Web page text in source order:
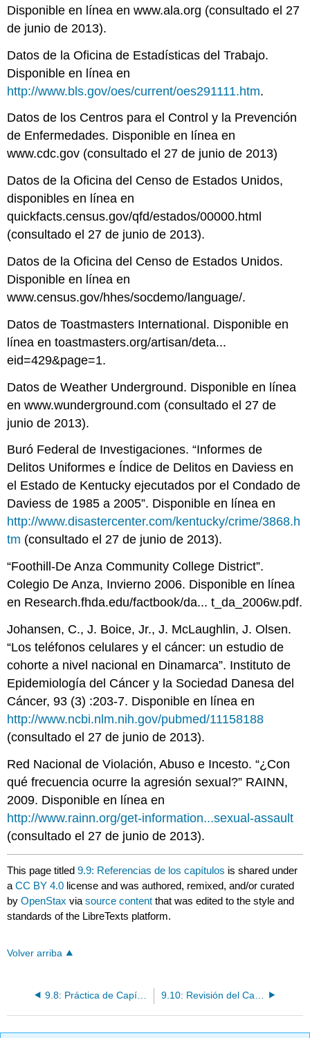
Disponible en línea en www.ala.org (consultado el 27
de junio de 2013).
Datos de la Oficina de Estadísticas del Trabajo.
Disponible en línea en
http://www.bls.gov/oes/current/oes291111.htm.
Datos de los Centros para el Control y la Prevención
de Enfermedades. Disponible en línea en
www.cdc.gov (consultado el 27 de junio de 2013)
Datos de la Oficina del Censo de Estados Unidos,
disponibles en línea en
quickfacts.census.gov/qfd/estados/00000.html
(consultado el 27 de junio de 2013).
Datos de la Oficina del Censo de Estados Unidos.
Disponible en línea en
www.census.gov/hhes/socdemo/language/.
Datos de Toastmasters International. Disponible en
línea en toastmasters.org/artisan/deta...
eid=429&page=1.
Datos de Weather Underground. Disponible en línea
en www.wunderground.com (consultado el 27 de
junio de 2013).
Buró Federal de Investigaciones. “Informes de
Delitos Uniformes e Índice de Delitos en Daviess en
el Estado de Kentucky ejecutados por el Condado de
Daviess de 1985 a 2005”. Disponible en línea en
http://www.disastercenter.com/kentucky/crime/3868.h
tm (consultado el 27 de junio de 2013).
“Foothill-De Anza Community College District”.
Colegio De Anza, Invierno 2006. Disponible en línea
en Research.fhda.edu/factbook/da... t_da_2006w.pdf.
Johansen, C., J. Boice, Jr., J. McLaughlin, J. Olsen.
“Los teléfonos celulares y el cáncer: un estudio de
cohorte a nivel nacional en Dinamarca”. Instituto de
Epidemiología del Cáncer y la Sociedad Danesa del
Cáncer, 93 (3) :203-7. Disponible en línea en
http://www.ncbi.nlm.nih.gov/pubmed/11158188
(consultado el 27 de junio de 2013).
Red Nacional de Violación, Abuso e Incesto. “¿Con
qué frecuencia ocurre la agresión sexual?” RAINN,
2009. Disponible en línea en
http://www.rainn.org/get-information...sexual-assault
(consultado el 27 de junio de 2013).
This page titled9.9: Referencias de los capítulos is shared under
aCC BY 4.0 license and was authored, remixed, and/or curated
byOpenStax viasource content that was edited to the style and
standards of the LibreTexts platform.
Volver arriba
9.8: Práctica de Capítulo